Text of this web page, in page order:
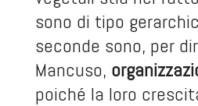
sono di tipo
seconde sono, per
Mancuso,
poiché la loro